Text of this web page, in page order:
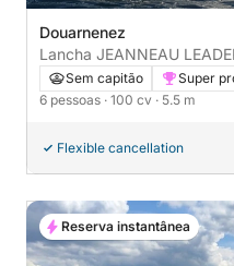
Douarnenez
Sem capitão Super
6 pessoas · 100 cv · 5.5 m
Flexible cancellation
Reserva instantânea